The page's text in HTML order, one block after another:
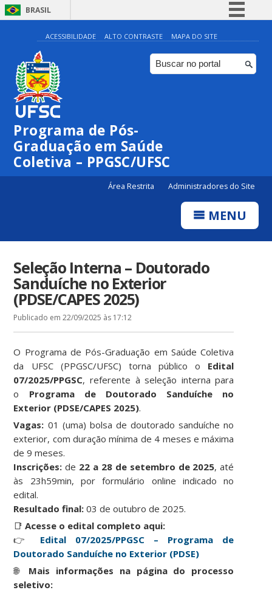
BRASIL
Simplifique!
Comunica BR
Participe
ACESSIBILIDADE ALTO CONTRASTE MAPA DO SITE
Programa de Pós-
Graduação em Saúde
Coletiva – PPGSC/UFSC
Área Restrita Administradores do Site
MENU
Seleção Interna – Doutorado
Sanduíche no Exterior
(PDSE/CAPES 2025)
Publicado em 22/09/2025 às 17:12
O Programa de Pós-Graduação em Saúde Coletiva
da UFSC (PPGSC/UFSC) torna público o Edital
07/2025/PPGSC, referente à seleção interna para
o Programa de Doutorado Sanduíche no
Exterior (PDSE/CAPES 2025).
Vagas: 01 (uma) bolsa de doutorado sanduíche no
exterior, com duração mínima de 4 meses e máxima
de 9 meses.
Inscrições: de 22 a 28 de setembro de 2025, até
às 23h59min, por formulário online indicado no
edital.
Resultado final: 03 de outubro de 2025.
📑Acesse o edital completo aqui:
👉 Edital 07/2025/PPGSC – Programa de
Doutorado Sanduíche no Exterior (PDSE)
🌐 Mais informações na página do processo
seletivo: